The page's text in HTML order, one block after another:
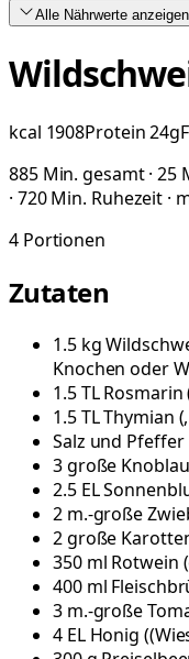
Alle Nährwerte anzeigen
kcal 1908Protein24g
885 Min. gesamt · 25
· 720 Min. Ruhezeit ·
4 Portionen
Zutaten
1.5 kg
Knochen oder
1.5TLRosmarin
1.5TLThymian (
Salz und Pfeffer
3große
2.5 EL
2 m.-große
2große
350 ml Rotwein (
400 ml
3 m.-große
4 EL Honig (